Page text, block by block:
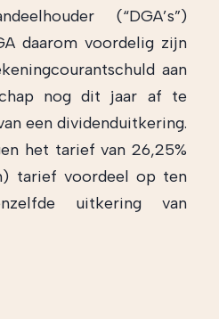
(“DGA’s”)
daarom voordelig zijn
aan
nog dit jaar af te
een dividenduitkering.
het tarief van 26,25%
tarief voordeel op ten
uitkering van